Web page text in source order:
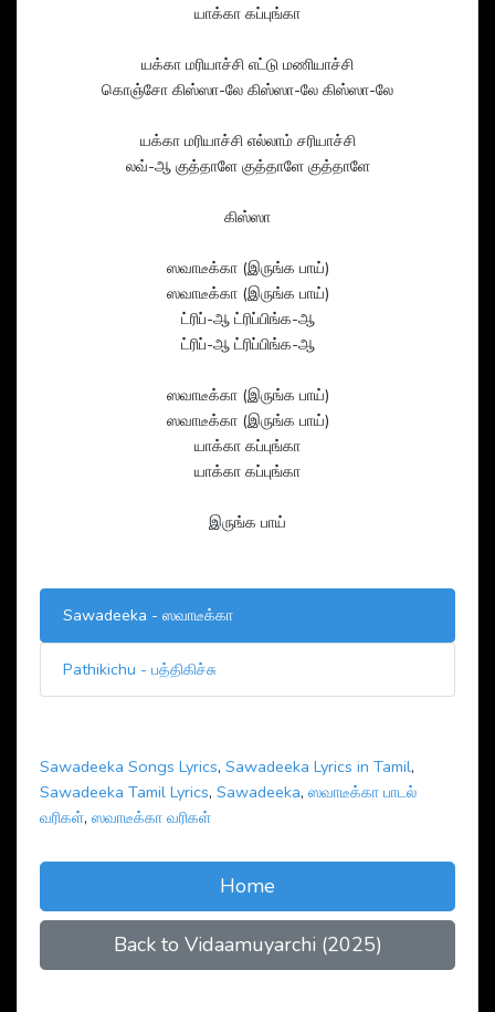
யாக்கா கப்புங்கா
யக்கா மரியாச்சி எட்டு மணியாச்சி
கொஞ்சோ கிஸ்ஸா-லே கிஸ்ஸா-லே கிஸ்ஸா-லே
யக்கா மரியாச்சி எல்லாம் சரியாச்சி
லவ்-ஆ குத்தாளே குத்தாளே குத்தாளே
கிஸ்ஸா
ஸவாடீக்கா (இருங்க பாய்)
ஸவாடீக்கா (இருங்க பாய்)
ட்ரிப்-ஆ ட்ரிப்பிங்க-ஆ
ட்ரிப்-ஆ ட்ரிப்பிங்க-ஆ
ஸவாடீக்கா (இருங்க பாய்)
ஸவாடீக்கா (இருங்க பாய்)
யாக்கா கப்புங்கா
யாக்கா கப்புங்கா
இருங்க பாய்
Sawadeeka - ஸவாடீக்கா
Pathikichu - பத்திகிச்சு
Sawadeeka Songs Lyrics, Sawadeeka Lyrics in Tamil,
Sawadeeka Tamil Lyrics, Sawadeeka, ஸவாடீக்கா பாடல்
வரிகள், ஸவாடீக்கா வரிகள்
Home
Back to Vidaamuyarchi (2025)